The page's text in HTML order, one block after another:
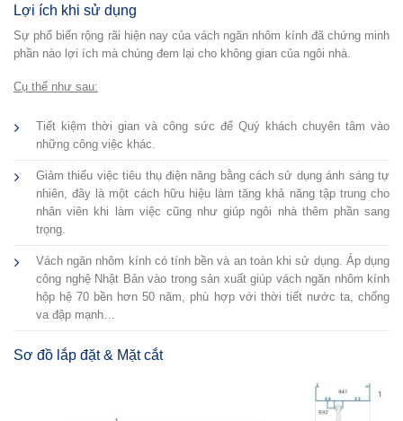
Lợi ích khi sử dụng
Sự phổ biến rộng rãi hiện nay của vách ngăn nhôm kính đã chứng minh
phần nào lợi ích mà chúng đem lại cho không gian của ngôi nhà.
Cụ thể như sau:
Tiết kiệm thời gian và công sức để Quý khách chuyên tâm vào
những công việc khác.
Giảm thiểu việc tiêu thụ điện năng bằng cách sử dụng ánh sáng tự
nhiên, đây là một cách hữu hiệu làm tăng khả năng tập trung cho
nhân viên khi làm việc cũng như giúp ngôi nhà thêm phần sang
trọng.
Vách ngăn nhôm kính có tính bền và an toàn khi sử dụng. Áp dụng
công nghệ Nhật Bản vào trong sản xuất giúp vách ngăn nhôm kính
hộp hệ 70 bền hơn 50 năm, phù hợp với thời tiết nước ta, chống
va đập mạnh…
Sơ đồ lắp đặt & Mặt cắt